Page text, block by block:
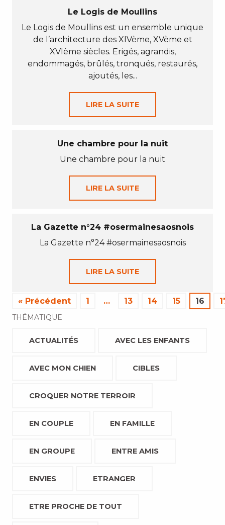
Le Logis de Moullins
Le Logis de Moullins est un ensemble unique
de l’architecture des XIVème, XVème et
XVIème siècles. Erigés, agrandis,
endommagés, brûlés, tronqués, restaurés,
ajoutés, les...
LIRE LA SUITE
Une chambre pour la nuit
Une chambre pour la nuit
LIRE LA SUITE
La Gazette n°24 #osermainesaosnois
La Gazette n°24 #osermainesaosnois
LIRE LA SUITE
« Précédent 1 … 13 14 15 16
THÉMATIQUE
ACTUALITÉS AVEC LES ENFANTS
AVEC MON CHIEN CIBLES
CROQUER NOTRE TERROIR
EN COUPLE EN FAMILLE
EN GROUPE ENTRE AMIS
ENVIES ETRANGER
ETRE PROCHE DE TOUT